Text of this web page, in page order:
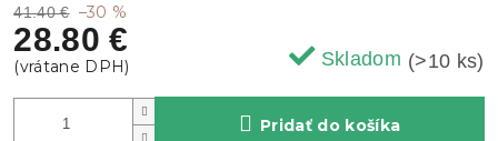
41.40 € –30 %
28.80 €
Skladom (>10 ks)
Pridať do košíka